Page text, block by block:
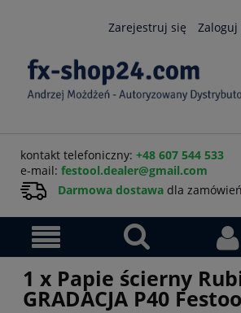
Zarejestruj się Zaloguj
kontakt telefoniczny: +48 607 544 533
e-mail: festool.dealer@gmail.com
Darmowa dostawa dla zamówień
1 x Papie ścierny
GRADACJA P40